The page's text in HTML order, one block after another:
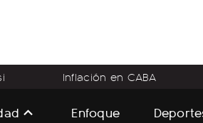
Inflación en CABA
Enfoque